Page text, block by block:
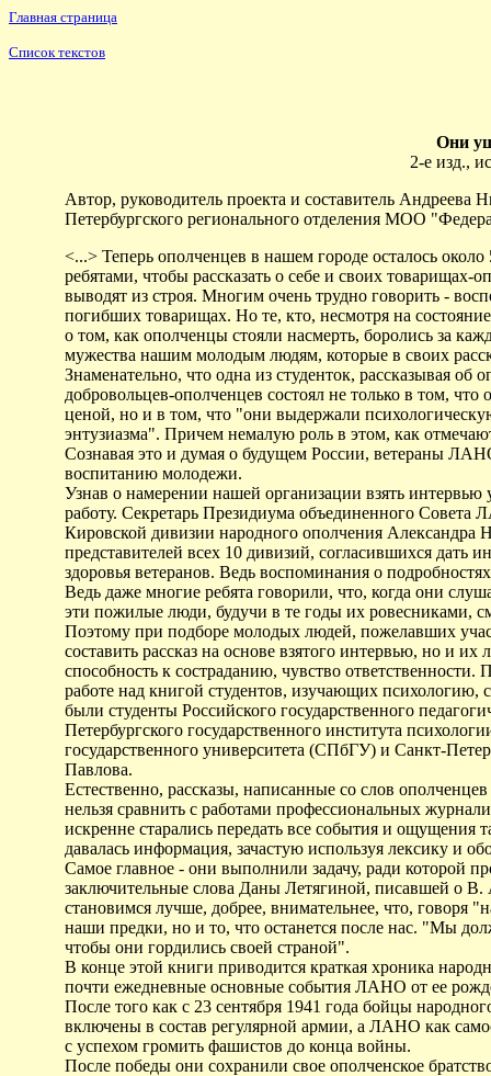
Главная страница
Список текстов
Они
2-е изд.,
Автор, руководитель проекта и составитель Андреева
Петербургского регионального отделения МОО
<...> Теперь ополченцев в нашем городе осталось
ребятами, чтобы рассказать о себе и своих
выводят из строя. Многим очень трудно говорить -
погибших товарищах. Но те, кто, несмотря на состояние
о том, как ополченцы стояли насмерть, боролись за
мужества нашим молодым людям, которые в своих
Знаменательно, что одна из студенток, рассказывая
добровольцев-ополченцев состоял не только в том,
ценой, но и в том, что "они выдержали
энтузиазма". Причем немалую роль в этом, как
Сознавая это и думая о будущем России, ветераны
воспитанию молодежи.
Узнав о намерении нашей организации взять
работу. Секретарь Президиума объединенного Совета
Кировской дивизии народного ополчения Александра
представителей всех 10 дивизий, согласившихся
здоровья ветеранов. Ведь воспоминания о
Ведь даже многие ребята говорили, что, когда они
эти пожилые люди, будучи в те годы их ровесниками,
Поэтому при подборе молодых людей, пожелавших
составить рассказ на основе взятого интервью, но и
способность к состраданию, чувство
работе над книгой студентов, изучающих
были студенты Российского государственного
Петербургского государственного института
государственного университета (СПбГУ) и Санкт-
Павлова.
Естественно, рассказы, написанные со слов
нельзя сравнить с работами профессиональных
искренне старались передать все события и
давалась информация, зачастую используя лексику и
Самое главное - они выполнили задачу, ради которой
заключительные слова Даны Летягиной, писавшей о
становимся лучше, добрее, внимательнее, что, говоря
наши предки, но и то, что останется после нас. "Мы
чтобы они гордились своей страной".
В конце этой книги приводится краткая хроника
почти ежедневные основные события ЛАНО от ее
После того как с 23 сентября 1941 года бойцы
включены в состав регулярной армии, а ЛАНО как
с успехом громить фашистов до конца войны.
После победы они сохранили свое ополченское